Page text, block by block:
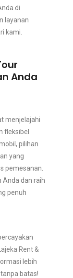
di
layanan
kami.
Anda
menjelajahi
fleksibel.
pilihan
yang
pemesanan.
Anda dan raih
penuh
Rent &
lebih
batas!